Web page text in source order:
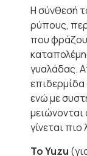
Η σύνθεσή
ρύπους,
που
γυαλάδας.
επιδερμίδα
ενώ με
γίνεται πιο
Το Yuzu